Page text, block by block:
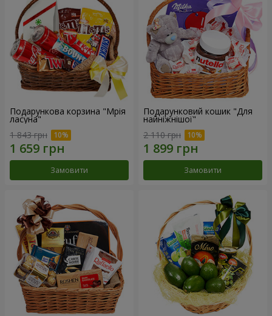
Подарункова корзина "Мрія
ласуна"
1 843 грн
Замовити
Подарунковий кошик "Для
найніжнішої"
2 110 грн
Замовити